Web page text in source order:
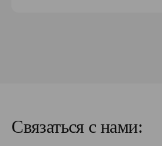
Связаться с нами: